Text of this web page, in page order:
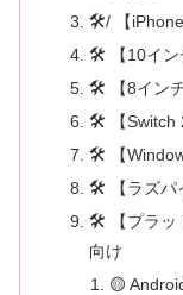
🛠/ 【iPhone
🛠️ 【10イン
🛠️ 【8インチ
🛠️ 【Switch
🛠️ 【
🛠️ 【ラズパ
🛠️ 【プラッ
向け
🟡